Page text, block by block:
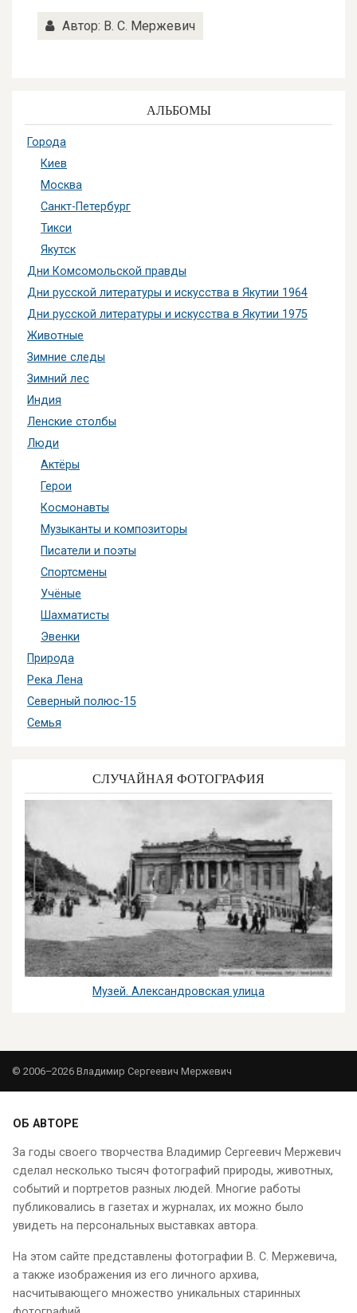
Автор: В. С. Мержевич
АЛЬБОМЫ
Города
Киев
Москва
Санкт-Петербург
Тикси
Якутск
Дни Комсомольской правды
Дни русской литературы и искусства в Якутии 1964
Дни русской литературы и искусства в Якутии 1975
Животные
Зимние следы
Зимний лес
Индия
Ленские столбы
Люди
Актёры
Герои
Космонавты
Музыканты и композиторы
Писатели и поэты
Спортсмены
Учёные
Шахматисты
Эвенки
Природа
Река Лена
Северный полюс-15
Семья
СЛУЧАЙНАЯ ФОТОГРАФИЯ
Музей. Александровская улица
© 2006–2026 Владимир Сергеевич Мержевич
ОБ АВТОРЕ
За годы своего творчества Владимир Сергеевич Мержевич
сделал несколько тысяч фотографий природы, животных,
событий и портретов разных людей. Многие работы
публиковались в газетах и журналах, их можно было
увидеть на персональных выставках автора.
На этом сайте представлены фотографии В. С. Мержевича,
а также изображения из его личного архива,
насчитывающего множество уникальных старинных